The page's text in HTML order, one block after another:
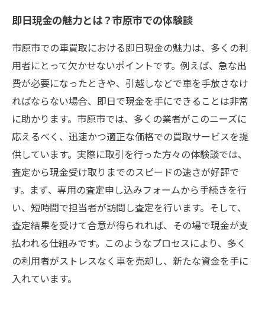
即日現金の魅力とは？市原市での体験談
市原市での車買取における即日現金の魅力は、多くの利
用者にとって欠かせないポイントです。例えば、急な出
費が必要になったときや、引越しなどで車を手放さなけ
ればならない場合、即日で現金を手にできることは非常
に助かります。市原市では、多くの業者がこのニーズに
応えるべく、迅速かつ適正な価格での買取サービスを提
供しています。実際に取引を行った方々の体験談では、
査定から現金受け取りまでのスピードの速さが好評で
す。まず、専用の査定申し込みフォームから手続きを行
い、短時間で担当者が訪問し査定を行います。そして、
査定結果を受けて合意が得られれば、その場で現金が支
払われる仕組みです。このようなプロセスにより、多く
の利用者がストレスなく車を売却し、新たな資金を手に
入れています。